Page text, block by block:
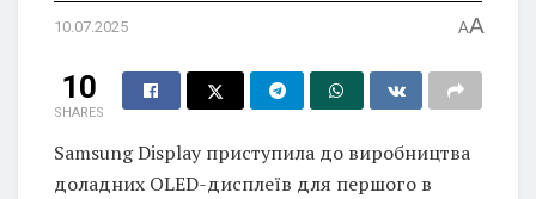
10.07.2025 AA
10
SHARES
Samsung Display приступила до виробництва
доладних OLED-дисплеїв для першого в